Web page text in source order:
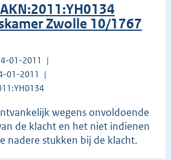
Zwolle 10/1767
01-2011
01-2011
wegens onvoldoende
de klacht en het niet indienen
nadere stukken bij de klacht.